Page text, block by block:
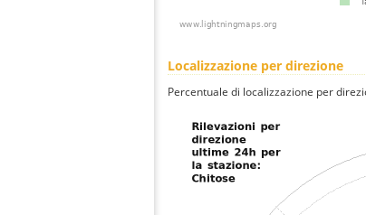
Localizzazione per direzione
Percentuale di localizzazione per